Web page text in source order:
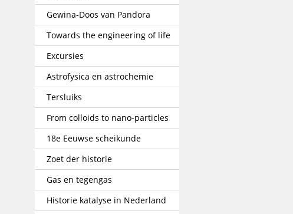
Gewina-Doos van Pandora
Towards the engineering of life
Excursies
Astrofysica en astrochemie
Tersluiks
From colloids to nano-particles
18e Eeuwse scheikunde
Zoet der historie
Gas en tegengas
Historie katalyse in Nederland